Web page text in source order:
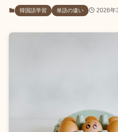
韓国語学習 単語の違い 2026年